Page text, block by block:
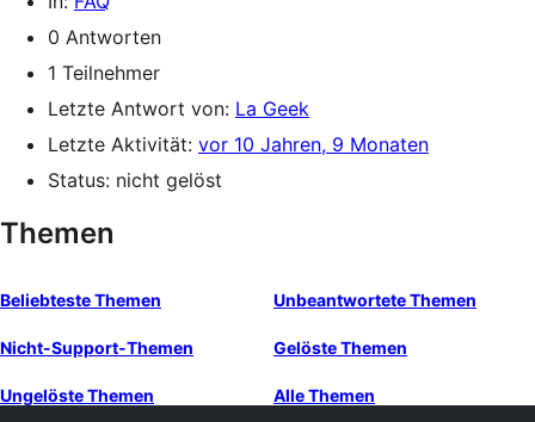
0 Antworten
1 Teilnehmer
Letzte Antwort von: La Geek
Letzte Aktivität: vor 10 Jahren, 9 Monaten
Status: nicht gelöst
Themen
Beliebteste Themen Unbeantwortete Themen
Nicht-Support-Themen Gelöste Themen
Ungelöste Themen Alle Themen